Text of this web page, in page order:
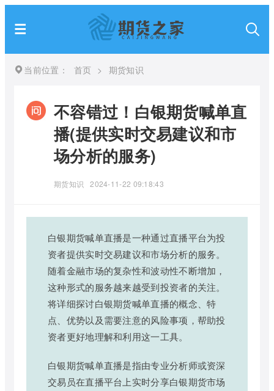
当前位置： 首页 > 期货知识
不容错过！白银期货喊单直
播(提供实时交易建议和市
场分析的服务)
期货知识 2024-11-22 09:18:43
白银期货喊单直播是一种通过直播平台为投
资者提供实时交易建议和市场分析的服务。
随着金融市场的复杂性和波动性不断增加，
这种形式的服务越来越受到投资者的关注。
将详细探讨白银期货喊单直播的概念、特
点、优势以及需要注意的风险事项，帮助投
资者更好地理解和利用这一工具。
白银期货喊单直播是指由专业分析师或资深
交易员在直播平台上实时分享白银期货市场